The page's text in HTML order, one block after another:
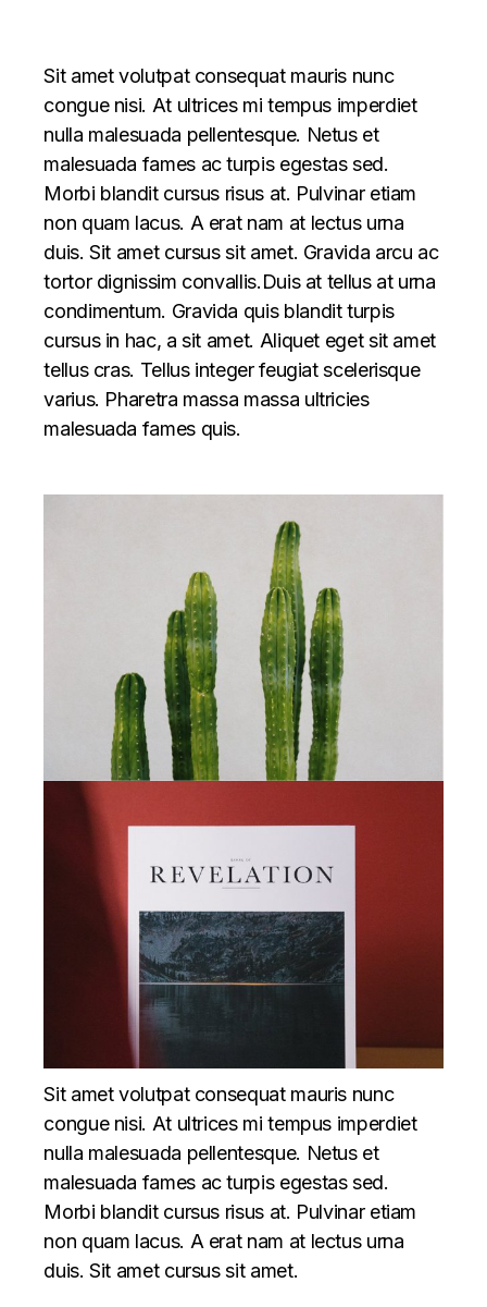
Sit amet volutpat consequat mauris nunc
congue nisi. At ultrices mi tempus imperdiet
nulla malesuada pellentesque. Netus et
malesuada fames ac turpis egestas sed.
Morbi blandit cursus risus at. Pulvinar etiam
non quam lacus. A erat nam at lectus urna
duis. Sit amet cursus sit amet. Gravida arcu ac
tortor dignissim convallis.Duis at tellus at urna
condimentum. Gravida quis blandit turpis
cursus in hac, a sit amet. Aliquet eget sit amet
tellus cras. Tellus integer feugiat scelerisque
varius. Pharetra massa massa ultricies
malesuada fames quis.
Sit amet volutpat consequat mauris nunc
congue nisi. At ultrices mi tempus imperdiet
nulla malesuada pellentesque. Netus et
malesuada fames ac turpis egestas sed.
Morbi blandit cursus risus at. Pulvinar etiam
non quam lacus. A erat nam at lectus urna
duis. Sit amet cursus sit amet.